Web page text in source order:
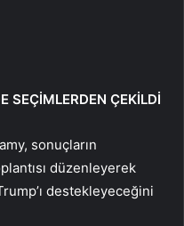
SEÇİMLERDEN ÇEKİLDİ
sonuçların
düzenleyerek
destekleyeceğini